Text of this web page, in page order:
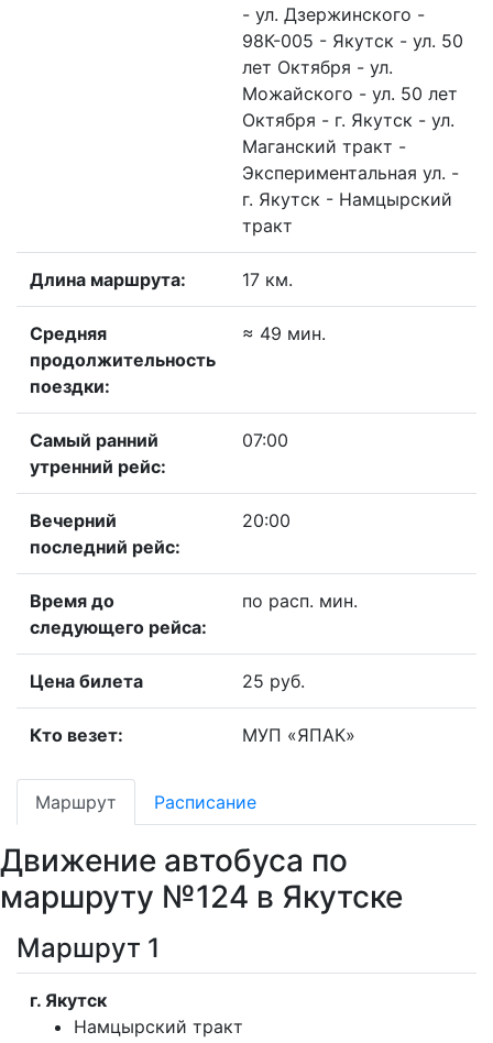
- ул. Дзержинского -
98К-005 - Якутск - ул. 50
лет Октября - ул.
Можайского - ул. 50 лет
Октября - г. Якутск - ул.
Маганский тракт -
Экспериментальная ул. -
г. Якутск - Намцырский
тракт
Длина маршрута: 17 км.
Средняя
продолжительность
поездки:
≈ 49 мин.
Самый ранний
утренний рейс:
07:00
Вечерний
последний рейс:
20:00
Время до
следующего рейса:
по расп. мин.
Цена билета 25 руб.
Кто везет: МУП «ЯПАК»
Маршрут Расписание
Движение автобуса по
маршруту №124 в Якутске
Маршрут 1
г. Якутск
Намцырский тракт